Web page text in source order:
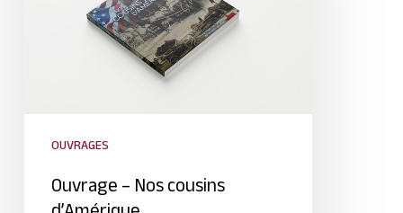
OUVRAGES
Ouvrage – Nos cousins